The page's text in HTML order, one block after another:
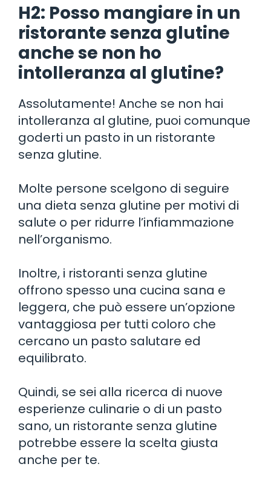
H2: Posso mangiare in un
ristorante senza glutine
anche se non ho
intolleranza al glutine?
Assolutamente! Anche se non hai
intolleranza al glutine, puoi comunque
goderti un pasto in un ristorante
senza glutine.
Molte persone scelgono di seguire
una dieta senza glutine per motivi di
salute o per ridurre l’infiammazione
nell’organismo.
Inoltre, i ristoranti senza glutine
offrono spesso una cucina sana e
leggera, che può essere un’opzione
vantaggiosa per tutti coloro che
cercano un pasto salutare ed
equilibrato.
Quindi, se sei alla ricerca di nuove
esperienze culinarie o di un pasto
sano, un ristorante senza glutine
potrebbe essere la scelta giusta
anche per te.